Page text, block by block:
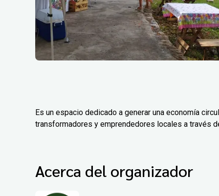
Es un espacio dedicado a generar una economía
transformadores y emprendedores locales a través
Acerca del organizador